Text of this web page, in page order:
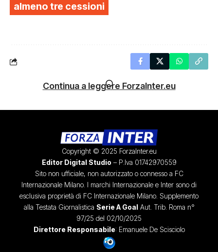
almeno tre cessioni
Continua a leggere ForzaInter.eu
Copyright © 2025 ForzaInter.eu
Editor Digital Studio – P.Iva 01742970559
Sito non ufficiale, non autorizzato o connesso a FC
Internazionale Milano. I marchi Internazionale e Inter sono di
esclusiva proprietà di FC Internazionale Milano. Supplemento
alla Testata Giornalistica Serie A GoalAut. Trib. Roma n°
97/25 del 02/10/2025
Direttore Responsabile: Emanuele De Scisciolo